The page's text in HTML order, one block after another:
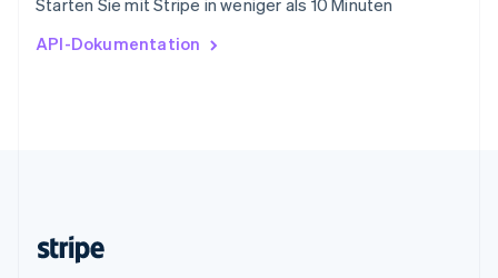
Starten Sie mit Stripe in weniger als 10 Minuten
API-Dokumentation
English
English